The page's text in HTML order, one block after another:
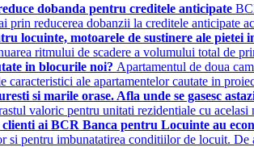
dobanda pentru creditele anticipate
prin reducerea dobanzii la creditele anticipate
locuinte, motoarele de sustinere ale pietei
ritmului de scadere a volumului total de
in blocurile noi? Apartamentul de doua
caracteristici ale apartamentelor cautate in
si marile orase. Afla unde se gasesc
valoric pentru unitati rezidentiale cu
ai BCR Banca pentru Locuinte au
si pentru imbunatatirea conditiilor de locuit.